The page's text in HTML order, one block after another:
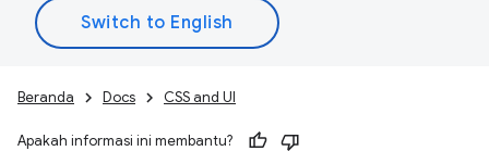
Beranda Docs CSS and UI
Apakah informasi ini membantu?